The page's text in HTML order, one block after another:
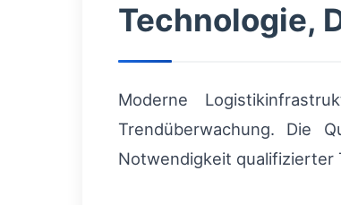
Technologie,
Moderne
Trendüberwachung. Die
Notwendigkeit qualifizierter